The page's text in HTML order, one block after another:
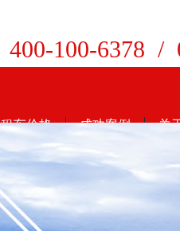
400-100-6378 /
租车价格 成功案例 关